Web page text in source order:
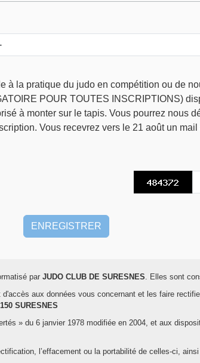
la pratique du judo en compétition ou de
POUR TOUTES INSCRIPTIONS)
à monter sur le tapis. Vous pourrez nous
Vous recevrez vers le 21 août un
par JUDO CLUB DE SURESNES . Elles sont
d'accès aux données vous concernant et les faire
SURESNES
» du 6 janvier 1978 modifiée en 2004, et aux
l’effacement ou la portabilité de celles-ci,